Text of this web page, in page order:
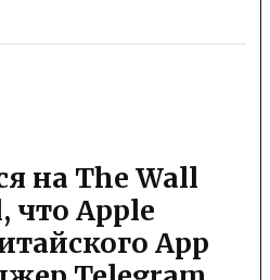
на The Wall
что Apple
App